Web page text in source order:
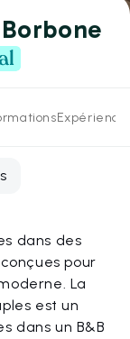
dans des
pour
La
est un
dans un B&B